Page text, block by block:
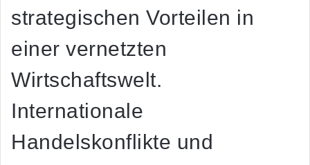
strategischen Vorteilen in
einer vernetzten
Wirtschaftswelt.
Internationale
Handelskonflikte und